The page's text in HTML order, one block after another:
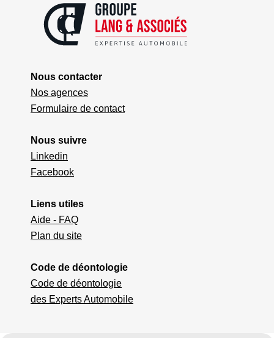
Nous contacter
Nos agences
Formulaire de contact
Nous suivre
Linkedin
Facebook
Liens utiles
Aide - FAQ
Plan du site
Code de déontologie
Code de déontologie
des Experts Automobile